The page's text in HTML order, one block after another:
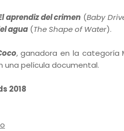
aprendiz del crimen (Baby
agua (The Shape of Water).
, ganadora en la categoría
una película documental.
2018